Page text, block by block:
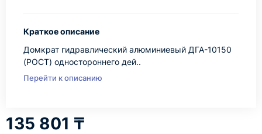
Краткое описание
Домкрат гидравлический алюминиевый ДГА-10150
(РОСТ) одностороннего дей..
Перейти к описанию
135 801 ₸